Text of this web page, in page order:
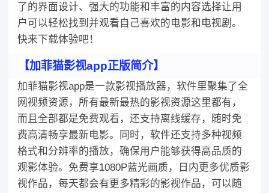
了的界面设计、强大的功能和丰富的内容选择让用
户可以轻松找到并观看自己喜欢的电影和电视剧。
快来下载体验吧！
【加菲猫影视app正版简介】
加菲猫影视app是一款影视播放器，软件里聚集了全
网视频资源，所有最新最热的影视资源这里都有，
而且全部都是免费观看，还支持离线缓存，随时免
费高清畅享最新电影。同时，软件还支持多种视频
格式和分辨率的播放，确保用户能够获得高品质的
观影体验。免费享1080P蓝光画质，日内更多优质影
视作品，每天都会有更多精彩的影视作品，可以随